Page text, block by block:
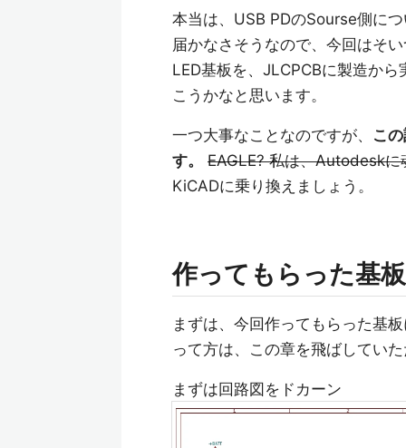
本当は、USB PDのSourse側に
届かなさそうなので、今回はそ
LED基板を、JLCPCBに製造か
こうかなと思います。
一つ大事なことなのですが、 こ
す。
EAGLE? 私は、Autodesk
KiCADに乗り換えましょう。
作ってもらった基
まずは、今回作ってもらった基
って方は、この章を飛ばしてい
まずは回路図をドカーン